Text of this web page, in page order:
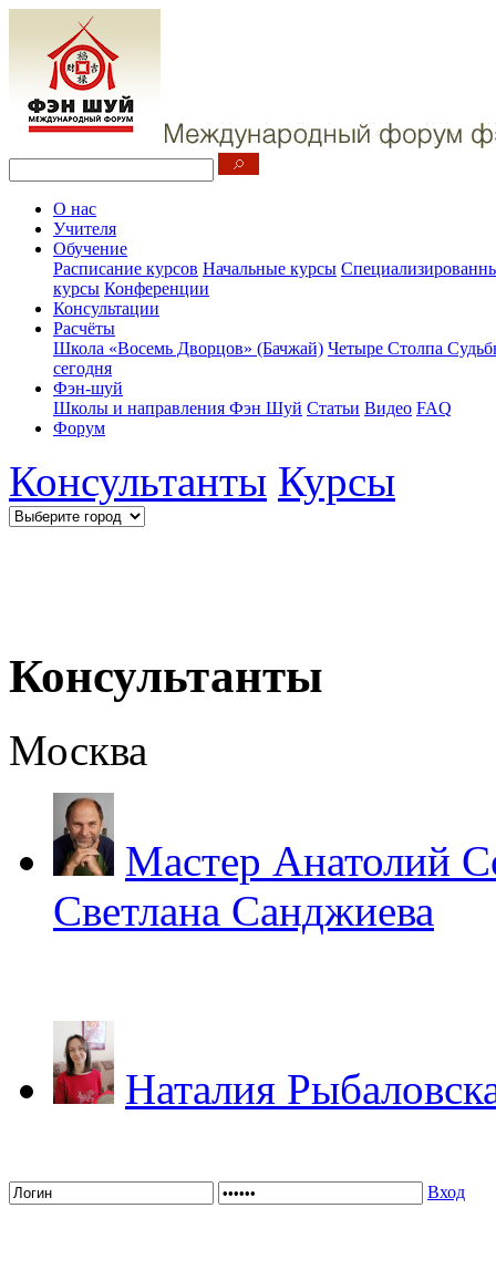
О нас
Учителя
Обучение
Расписание курсов Начальные курсы
курсы Конференции
Консультации
Расчёты
Школа «Восемь Дворцов» (Бачжай) Четыре Столпа
сегодня
Фэн-шуй
Школы и направления Фэн Шуй Статьи Видео FAQ
Форум
Консультанты Курсы
Консультанты
Москва
Мастер Анатолий
Светлана Санджиева
Наталия
Вход